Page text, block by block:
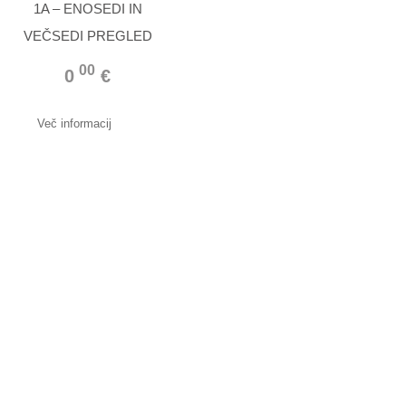
1A – ENOSEDI IN
VEČSEDI PREGLED
0 00 €
Več informacij